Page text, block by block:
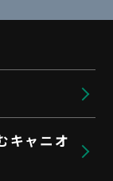
キャニオ